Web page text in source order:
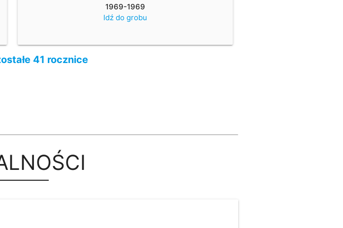
1969-1969
Idź do grobu
41 rocznice